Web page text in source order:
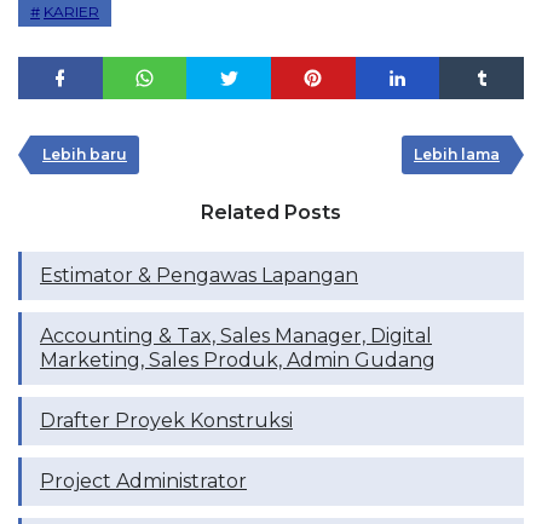
KARIER
Lebih baru Lebih lama
Related Posts
Estimator & Pengawas Lapangan
Accounting & Tax, Sales Manager, Digital
Marketing, Sales Produk, Admin Gudang
Drafter Proyek Konstruksi
Project Administrator